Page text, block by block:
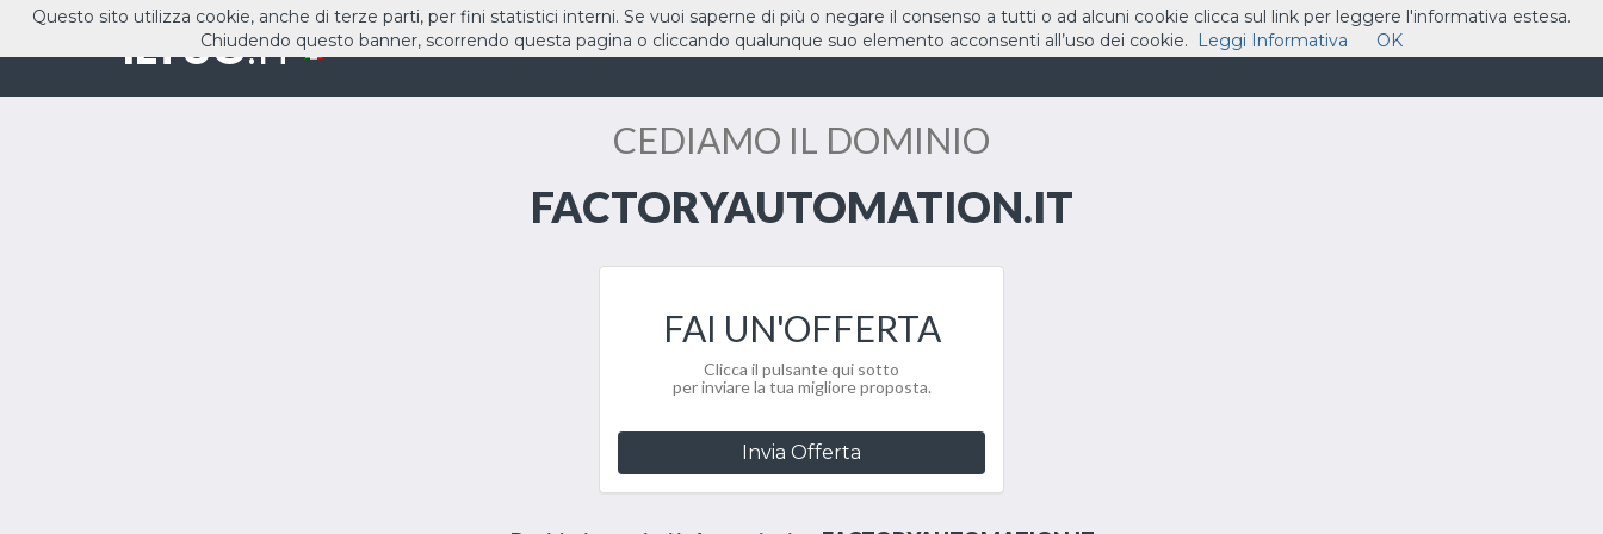
ILTUO.IT HOME DOMINI ASSISTENZA CONTATTI CARRELLO
CEDIAMO IL DOMINIO
FACTORYAUTOMATION.IT
FAI UN'OFFERTA
Clicca il pulsante qui sotto
per inviare la tua migliore proposta.
Invia Offerta
Questo sito utilizza cookie, anche di terze parti, per fini statistici interni. Se vuoi saperne di più o negare il consenso a tutti o ad alcuni cookie clicca sul link per leggere l'informativa estesa.
Chiudendo questo banner, scorrendo questa pagina o cliccando qualunque suo elemento acconsenti all’uso dei cookie.
Leggi Informativa OK